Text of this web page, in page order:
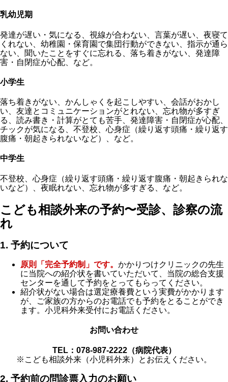
乳幼児期
発達が遅い・気になる、視線が合わない、言葉が遅い、夜寝て
くれない、幼稚園・保育園で集団行動ができない、指示が通ら
ない、聞いたことをすぐに忘れる、落ち着きがない、発達障
害・自閉症が心配、など。
小学生
落ち着きがない、かんしゃくを起こしやすい、会話がおかし
い、友達とコミュニケーションがとれない、忘れ物が多すぎ
る、読み書き・計算がとても苦手、発達障害・自閉症が心配、
チックが気になる、不登校、心身症（繰り返す頭痛・繰り返す
腹痛・朝起きられないなど）、など。
中学生
不登校、心身症（繰り返す頭痛・繰り返す腹痛・朝起きられな
いなど）、夜眠れない、忘れ物が多すぎる、など。
こども相談外来の予約〜受診、診察の流
れ
1. 予約について
原則「完全予約制」です。 かかりつけクリニックの先生
に当院への紹介状を書いていただいて、当院の総合支援
センターを通して予約をとってもらってください。
紹介状がない場合は選定療養費という実費がかかります
が、ご家族の方からのお電話でも予約をとることができ
ます。小児科外来受付にお電話ください。
お問い合わせ
TEL：078-987-2222（病院代表）
※こども相談外来（小児科外来）とお伝えください。
2. 予約前の問診票入力のお願い